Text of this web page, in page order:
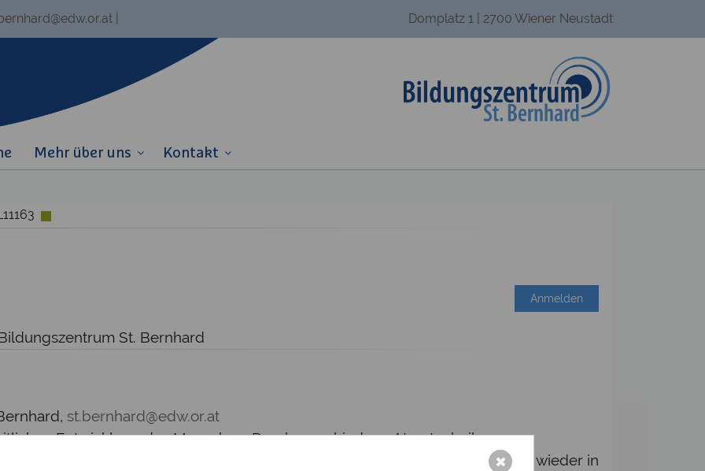
Domplatz 1 | 2700 Wiener Neustadt
Mehr über uns Kontakt
St. Bernhard
Anmelden
st.bernhard@edw.or.at
Entwicklung des Menschen. Durch verschiedene Atemtechniken,
abschließender Entspannung (Meditation) werden Körper, Geist und Seele wieder in
✖